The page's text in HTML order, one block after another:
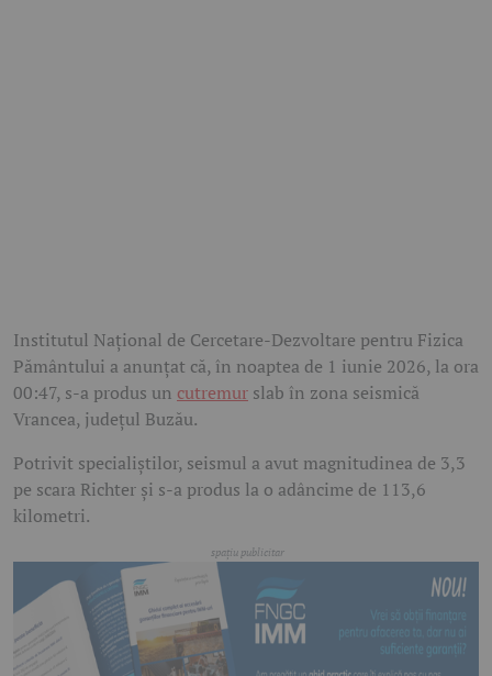
Institutul Naţional de Cercetare-Dezvoltare pentru Fizica
Pământului a anunțat că, în noaptea de 1 iunie 2026, la ora
00:47, s-a produs un cutremur slab în zona seismică
Vrancea, județul Buzău.
Potrivit specialiștilor, seismul a avut magnitudinea de 3,3
pe scara Richter și s-a produs la o adâncime de 113,6
kilometri.